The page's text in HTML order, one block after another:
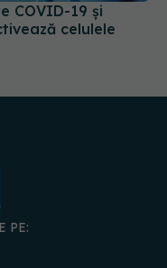
COVID-19 și
celulele
PE: